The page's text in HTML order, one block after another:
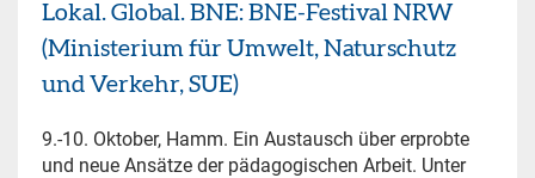
Lokal. Global. BNE: BNE-Festival NRW
(Ministerium für Umwelt, Naturschutz
und Verkehr, SUE)
9.-10. Oktober, Hamm. Ein Austausch über erprobte
und neue Ansätze der pädagogischen Arbeit. Unter